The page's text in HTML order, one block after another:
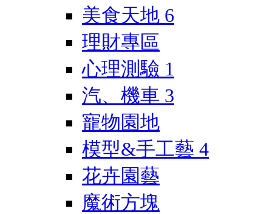
美食天地 6
理財專區
心理測驗 1
汽、機車 3
寵物園地
模型&手工藝 4
花卉園藝
魔術方塊